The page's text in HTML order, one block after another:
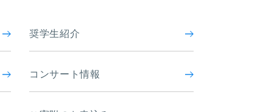
奨学生紹介
コンサート情報